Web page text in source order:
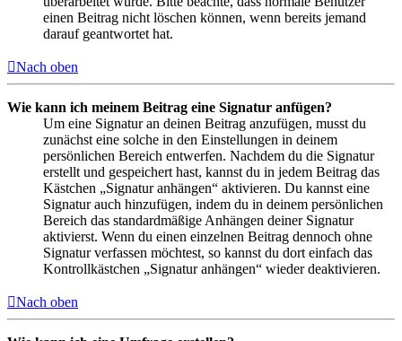
einen Beitrag nicht löschen können, wenn bereits jemand
darauf geantwortet hat.
Nach oben
Wie kann ich meinem Beitrag eine Signatur anfügen?
Um eine Signatur an deinen Beitrag anzufügen, musst du
zunächst eine solche in den Einstellungen in deinem
persönlichen Bereich entwerfen. Nachdem du die Signatur
erstellt und gespeichert hast, kannst du in jedem Beitrag das
Kästchen „Signatur anhängen“ aktivieren. Du kannst eine
Signatur auch hinzufügen, indem du in deinem persönlichen
Bereich das standardmäßige Anhängen deiner Signatur
aktivierst. Wenn du einen einzelnen Beitrag dennoch ohne
Signatur verfassen möchtest, so kannst du dort einfach das
Kontrollkästchen „Signatur anhängen“ wieder deaktivieren.
Nach oben